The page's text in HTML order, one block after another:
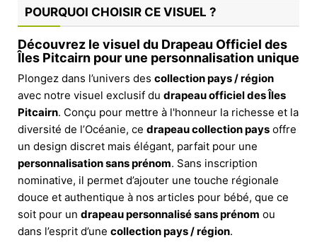
POURQUOI CHOISIR CE VISUEL ?
Découvrez le visuel du Drapeau Officiel des
Îles Pitcairn pour une personnalisation unique
Plongez dans l’univers des collection pays / région
avec notre visuel exclusif du drapeau officiel des Îles
Pitcairn. Conçu pour mettre à l'honneur la richesse et la
diversité de l’Océanie, ce drapeau collection pays offre
un design discret mais élégant, parfait pour une
personnalisation sans prénom. Sans inscription
nominative, il permet d’ajouter une touche régionale
douce et authentique à nos articles pour bébé, que ce
soit pour un drapeau personnalisé sans prénom ou
dans l’esprit d’une collection pays / région.